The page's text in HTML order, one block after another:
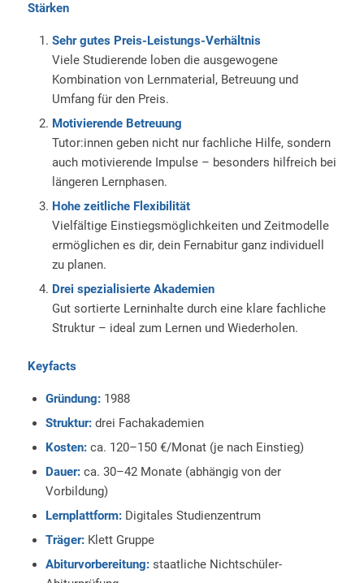
Stärken
Sehr gutes Preis-Leistungs-Verhältnis
Viele Studierende loben die ausgewogene
Kombination von Lernmaterial, Betreuung und
Umfang für den Preis.
Motivierende Betreuung
Tutor:innen geben nicht nur fachliche Hilfe, sondern
auch motivierende Impulse – besonders hilfreich bei
längeren Lernphasen.
Hohe zeitliche Flexibilität
Vielfältige Einstiegsmöglichkeiten und Zeitmodelle
ermöglichen es dir, dein Fernabitur ganz individuell
zu planen.
Drei spezialisierte Akademien
Gut sortierte Lerninhalte durch eine klare fachliche
Struktur – ideal zum Lernen und Wiederholen.
Keyfacts
Gründung:1988
Struktur:drei Fachakademien
Kosten:ca. 120–150 €/Monat (je nach Einstieg)
Dauer:ca. 30–42 Monate (abhängig von der
Vorbildung)
Lernplattform:Digitales Studienzentrum
Träger:Klett Gruppe
Abiturvorbereitung:staatliche Nichtschüler-